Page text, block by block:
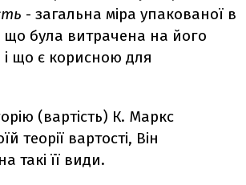
- загальна міра упакованої в
що була витрачена на його
що є корисною для
(вартість) К. Маркс
теорії вартості, Він
такі її види.